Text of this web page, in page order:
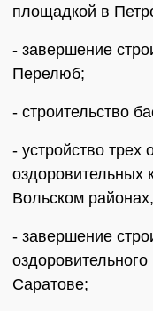
площадкой в
- завершение
Перелюб;
- строительство
- устройство трех
оздоровительных
Вольском
- завершение
Саратове;